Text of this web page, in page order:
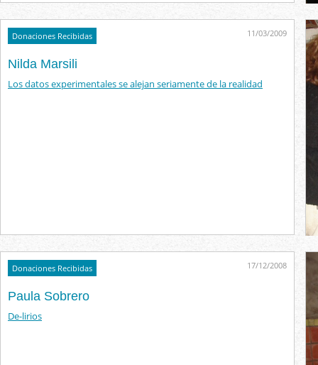
Donaciones Recibidas 11/03/2009
Nilda Marsili
Los datos experimentales se alejan seriamente de la realidad
Donaciones Recibidas 17/12/2008
Paula Sobrero
De-lirios